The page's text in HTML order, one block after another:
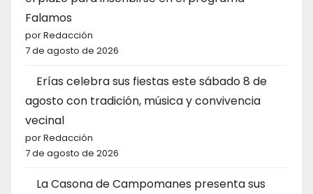
Falamos
por Redacción
7 de agosto de 2026
Erías celebra sus fiestas este sábado 8 de
agosto con tradición, música y convivencia
vecinal
por Redacción
7 de agosto de 2026
La Casona de Campomanes presenta sus